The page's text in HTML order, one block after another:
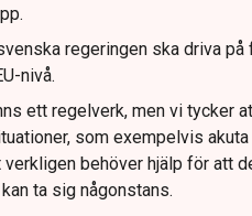
regeringen ska driva på
nivå.
ett regelverk, men vi tycker
som exempelvis
behöver hjälp för att
ta sig någonstans.